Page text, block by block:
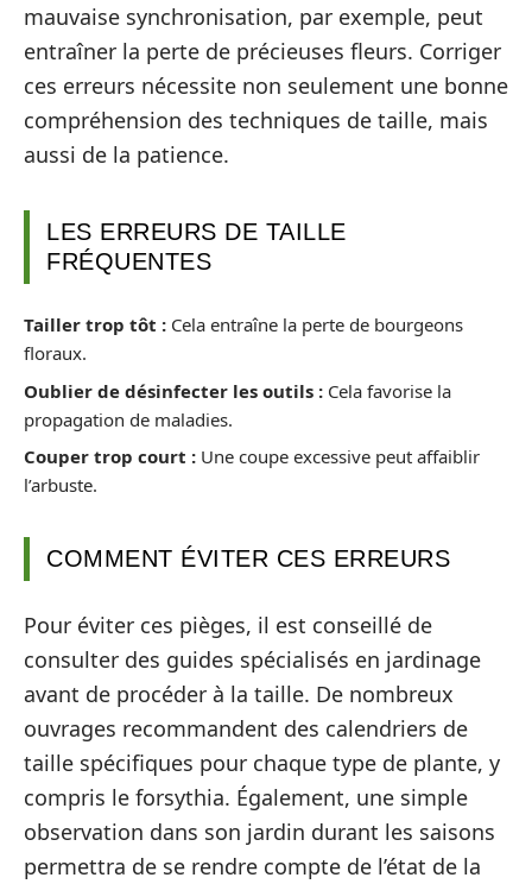
mauvaise synchronisation, par exemple, peut
entraîner la perte de précieuses fleurs. Corriger
ces erreurs nécessite non seulement une bonne
compréhension des techniques de taille, mais
aussi de la patience.
LES ERREURS DE TAILLE
FRÉQUENTES
Tailler trop tôt : Cela entraîne la perte de bourgeons
floraux.
Oublier de désinfecter les outils : Cela favorise la
propagation de maladies.
Couper trop court : Une coupe excessive peut affaiblir
l’arbuste.
COMMENT ÉVITER CES ERREURS
Pour éviter ces pièges, il est conseillé de
consulter des guides spécialisés en jardinage
avant de procéder à la taille. De nombreux
ouvrages recommandent des calendriers de
taille spécifiques pour chaque type de plante, y
compris le forsythia. Également, une simple
observation dans son jardin durant les saisons
permettra de se rendre compte de l’état de la